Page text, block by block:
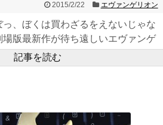
2015/2/22 エヴァンゲリオン
、ぼくは買わざるをえないじゃな
版最新作が待ち遠しいエヴァンゲ
記事を読む